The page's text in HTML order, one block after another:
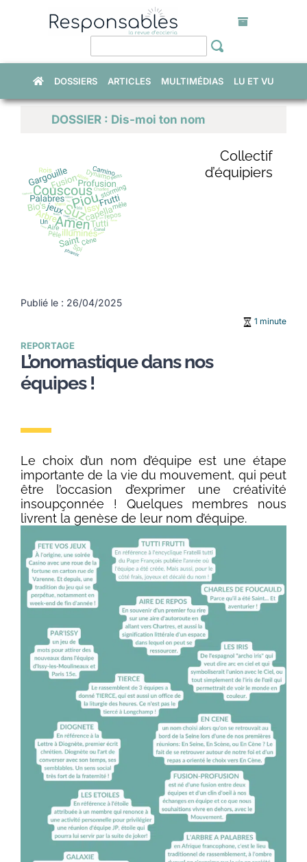
DOSSIERS ARTICLES MULTIMÉDIAS LU ET VU
DOSSIER : Dis-moi ton nom
Collectif
d’équipiers
Publié le : 26/04/2025
1 minute
REPORTAGE
L’onomastique dans nos
équipes !
Le choix d’un nom d’équipe est une étape
importante de la vie du mouvement, qui peut
être l’occasion d’exprimer une créativité
insoupçonnée ! Quelques membres nous
livrent la genèse de leur nom d’équipe.